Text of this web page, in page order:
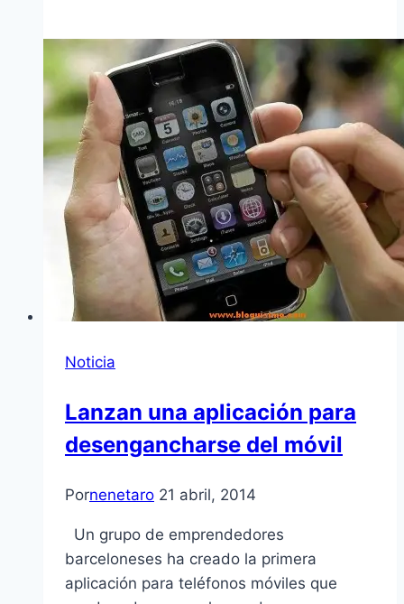
Noticia
Lanzan una aplicación para
desengancharse del móvil
Pornenetaro 21 abril, 2014
Un grupo de emprendedores
barceloneses ha creado la primera
aplicación para teléfonos móviles que